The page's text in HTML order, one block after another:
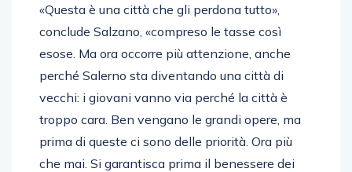
«Questa è una città che gli perdona tutto»,
conclude Salzano, «compreso le tasse così
esose. Ma ora occorre più attenzione, anche
perché Salerno sta diventando una città di
vecchi: i giovani vanno via perché la città è
troppo cara. Ben vengano le grandi opere, ma
prima di queste ci sono delle priorità. Ora più
che mai. Si garantisca prima il benessere dei